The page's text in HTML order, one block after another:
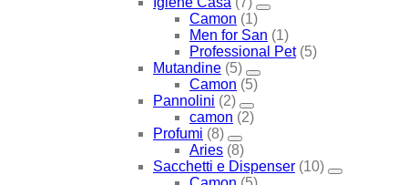
Camon (1)
Men for San (1)
Professional Pet (5)
Mutandine (5)
Camon (5)
Pannolini (2)
camon (2)
Profumi (8)
Aries (8)
Sacchetti e Dispenser (10)